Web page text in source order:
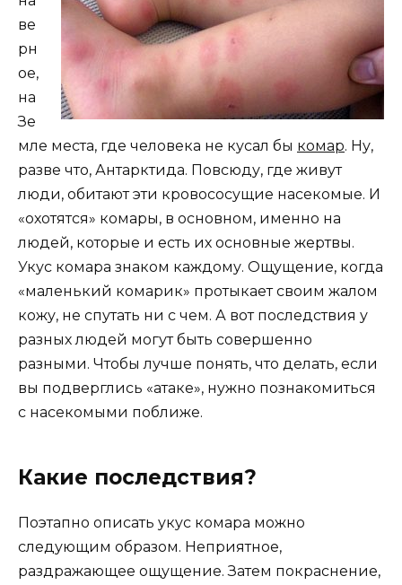
ве
рн
ое,
на
Зе
мле места, где человека не кусал бы комар. Ну,
разве что, Антарктида. Повсюду, где живут
люди, обитают эти кровососущие насекомые. И
«охотятся» комары, в основном, именно на
людей, которые и есть их основные жертвы.
Укус комара знаком каждому. Ощущение, когда
«маленький комарик» протыкает своим жалом
кожу, не спутать ни с чем. А вот последствия у
разных людей могут быть совершенно
разными. Чтобы лучше понять, что делать, если
вы подверглись «атаке», нужно познакомиться
с насекомыми поближе.
Какие последствия?
Поэтапно описать укус комара можно
следующим образом. Неприятное,
раздражающее ощущение. Затем покраснение,